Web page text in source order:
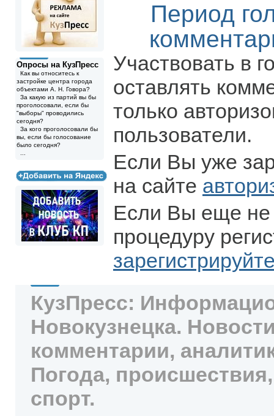
Опросы на КузПресс
Как вы относитесь к
застройке центра города
объектами А. Н. Говора?
За какую из партий вы бы
проголосовали, если бы
"выборы" проводились
сегодня?
За кого проголосовали бы
вы, если бы голосование
было сегодня?
Период
Участвовать в
оставлять
только
пользователи.
Если Вы уже
на сайте
Если Вы еще не
процедуру
КузПресс:
Новокузнецка.
комментарии,
Погода,
спорт.